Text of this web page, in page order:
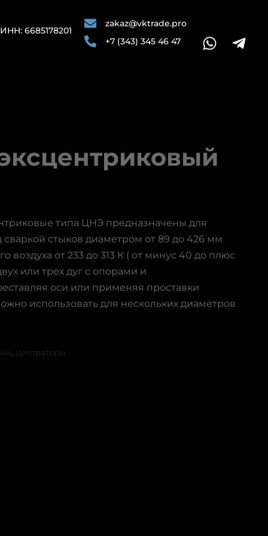
ИНН: 6685178201
zakaz@vktrade.pro
+7 (343) 345 46 47
типа ЦНЭ предназначены для
стыков диаметром от 89 до 426 мм
от 233 до 313 К ( от минус 40 до плюс
или трех дуг с опорами и
оси или применяя проставки
использовать для нескольких диаметров
, Центраторы